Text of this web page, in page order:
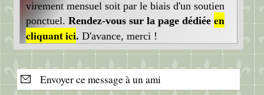
virement mensuel soit par le biais d'un soutien
ponctuel. Rendez-vous sur la page dédiée en
cliquant ici. D'avance, merci !
Envoyer ce message à un ami